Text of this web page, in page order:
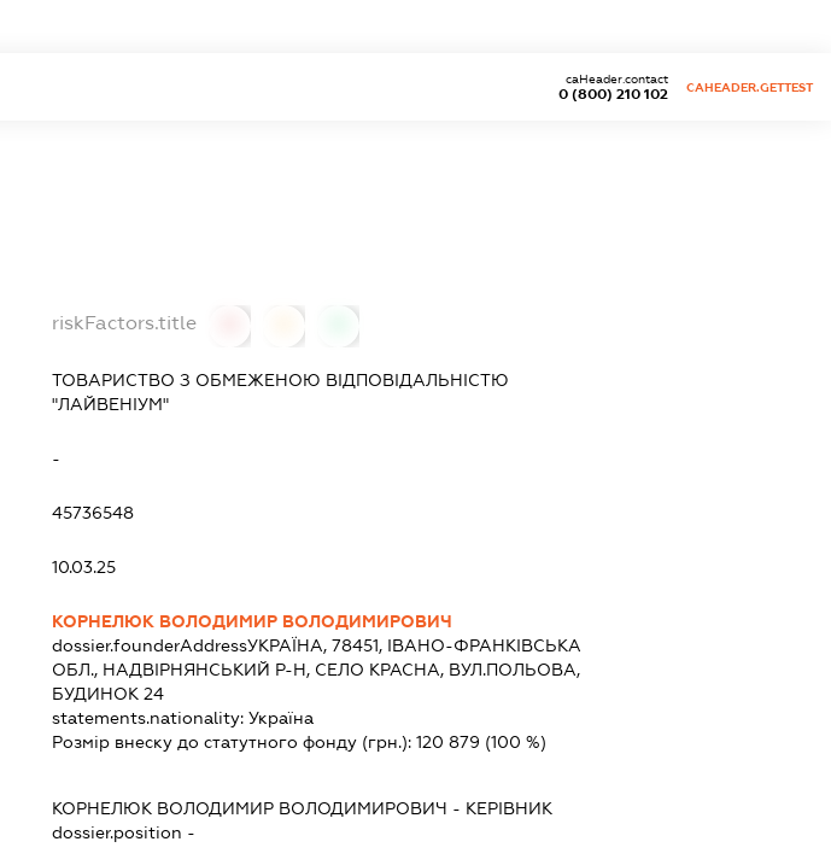
0 (800) 210 102
caHeader.contact
CAHEADER.GETTEST
riskFactors.title
ТОВАРИСТВО З ОБМЕЖЕНОЮ ВІДПОВІДАЛЬНІСТЮ
"ЛАЙВЕНІУМ"
-
45736548
10.03.25
КОРНЕЛЮК ВОЛОДИМИР ВОЛОДИМИРОВИЧ
dossier.founderAddressУКРАЇНА, 78451, ІВАНО-ФРАНКІВСЬКА
ОБЛ., НАДВІРНЯНСЬКИЙ Р-Н, СЕЛО КРАСНА, ВУЛ.ПОЛЬОВА,
БУДИНОК 24
statements.nationality: Україна
Розмір внеску до статутного фонду (грн.): 120 879 (100 %)
КОРНЕЛЮК ВОЛОДИМИР ВОЛОДИМИРОВИЧ - КЕРІВНИК
dossier.position -